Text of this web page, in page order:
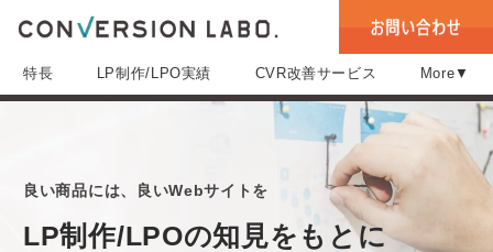
特長 LP制作/LPO実績 CVR改善サービス More▼
良い商品には、良いWebサイトを
LP制作/LPOの知見をもとに